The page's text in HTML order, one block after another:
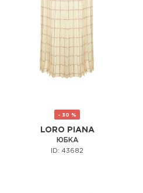
- 30 %
LORO PIANA
ЮБКА
ID: 43682